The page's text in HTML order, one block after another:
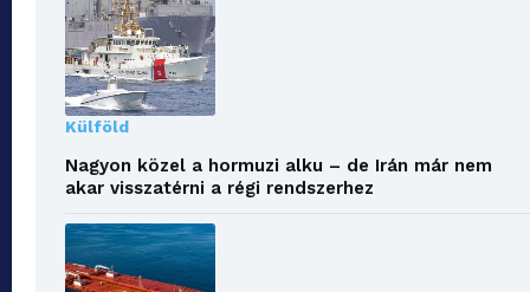
Külföld
Nagyon közel a hormuzi alku – de Irán már nem
akar visszatérni a régi rendszerhez